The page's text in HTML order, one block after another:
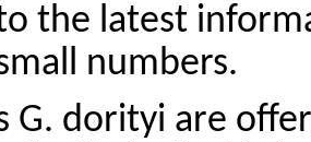
the latest
numbers.
G. dorityi are